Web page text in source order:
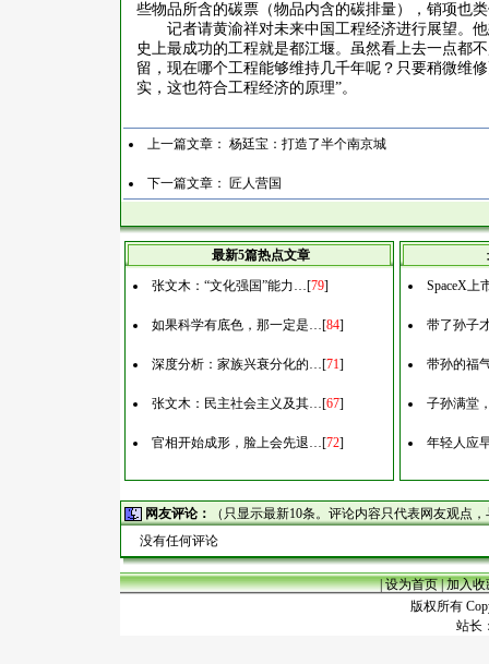
些物品所含的碳票（物品内含的碳排量），销项也
记者请黄渝祥对未来中国工程经济进行展望。
史上最成功的工程就是都江堰。虽然看上去一点都
留，现在哪个工程能够维持几千年呢？只要稍微维
实，这也符合工程经济的原理”。
上一篇文章： 杨廷宝：打造了半个南京城
下一篇文章： 匠人营国
最新5篇热点文章
张文木：“文化强国”能力…[79]
如果科学有底色，那一定是…[84]
深度分析：家族兴衰分化的…[71]
张文木：民主社会主义及其…[67]
官相开始成形，脸上会先退…[72]
SpaceX
带了孙子
带孙的福
子孙满堂
年轻人应
网友评论：
（只显示最新10条。评论内容只代表网友观点
没有任何评论
|设为首页|加入收
版权所有
站长